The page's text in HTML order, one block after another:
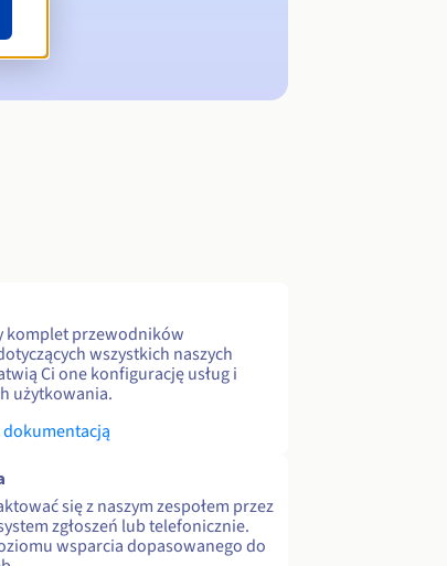
komplet przewodników
wszystkich naszych
Ci one konfigurację usług i
użytkowania.
dokumentacją
się z naszym zespołem przez
zgłoszeń lub telefonicznie.
wsparcia dopasowanego do